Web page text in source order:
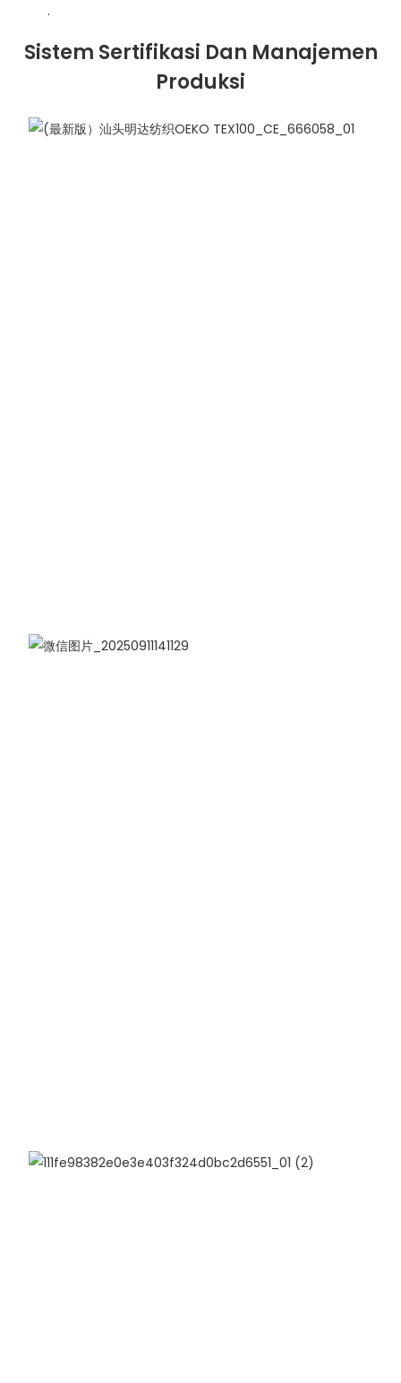
.
Sistem Sertifikasi Dan Manajemen
Produksi